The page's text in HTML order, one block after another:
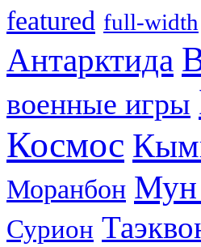
featured full-width
Антарктида
военные игры
Космос
Моранбон
Сурион